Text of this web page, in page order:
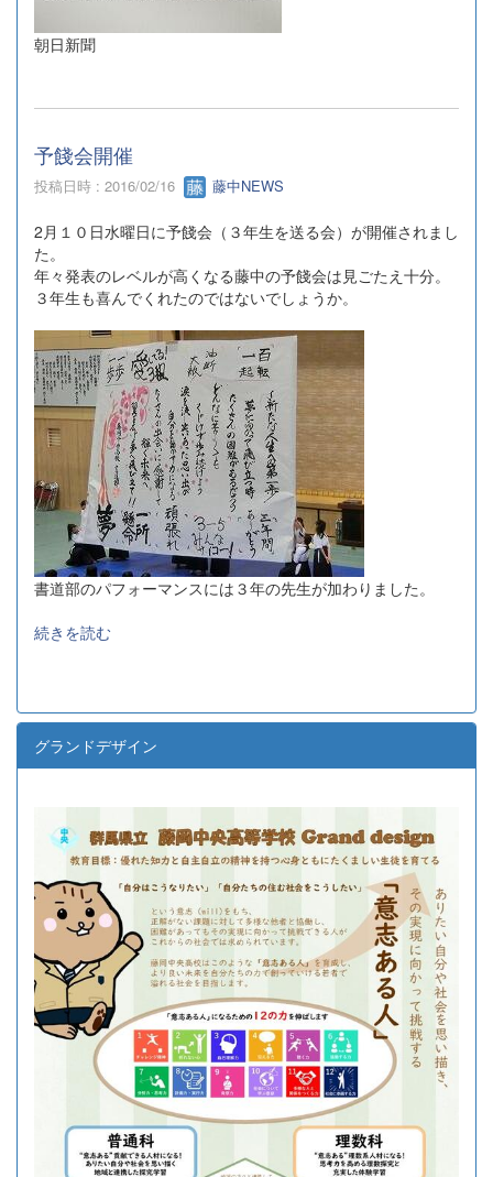
朝日新聞
予餞会開催
投稿日時 : 2016/02/16 藤中NEWS
2月１０日水曜日に予餞会（３年生を送る会）が開催されまし
た。
年々発表のレベルが高くなる藤中の予餞会は見ごたえ十分。
３年生も喜んでくれたのではないでしょうか。
書道部のパフォーマンスには３年の先生が加わりました。
続きを読む
グランドデザイン